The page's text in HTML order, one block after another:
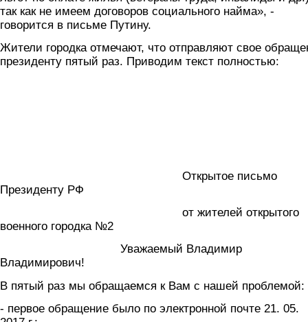
так как не имеем договоров социального найма», -
говорится в письме Путину.
Жители городка отмечают, что отправляют свое
президенту пятый раз. Приводим текст полностью:
Открытое письмо
Президенту РФ
от жителей открытого
военного городка №2
Уважаемый Владимир
Владимирович!
В пятый раз мы обращаемся к Вам с нашей проблемой:
- первое обращение было по электронной почте 21. 05.